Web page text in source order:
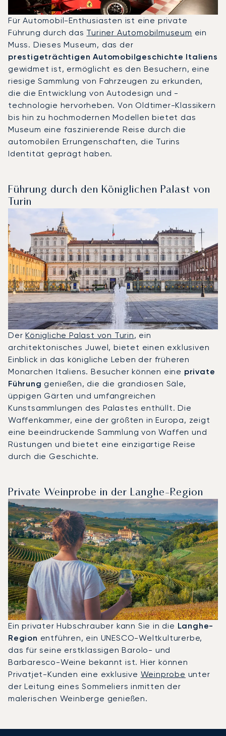
Für Automobil-Enthusiasten ist eine private
Führung durch das Turiner Automobilmuseum ein
Muss. Dieses Museum, das der
prestigeträchtigen Automobilgeschichte Italiens
gewidmet ist, ermöglicht es den Besuchern, eine
riesige Sammlung von Fahrzeugen zu erkunden,
die die Entwicklung von Autodesign und -
technologie hervorheben. Von Oldtimer-Klassikern
bis hin zu hochmodernen Modellen bietet das
Museum eine faszinierende Reise durch die
automobilen Errungenschaften, die Turins
Identität geprägt haben.
Führung durch den Königlichen Palast von
Turin
DerKönigliche Palast von Turin, ein
architektonisches Juwel, bietet einen exklusiven
Einblick in das königliche Leben der früheren
Monarchen Italiens. Besucher können eine private
Führung genießen, die die grandiosen Säle,
üppigen Gärten und umfangreichen
Kunstsammlungen des Palastes enthüllt. Die
Waffenkammer, eine der größten in Europa, zeigt
eine beeindruckende Sammlung von Waffen und
Rüstungen und bietet eine einzigartige Reise
durch die Geschichte.
Private Weinprobe in der Langhe-Region
Ein privater Hubschrauber kann Sie in die Langhe-
Region entführen, ein UNESCO-Weltkulturerbe,
das für seine erstklassigen Barolo- und
Barbaresco-Weine bekannt ist. Hier können
Privatjet-Kunden eine exklusive Weinprobe unter
der Leitung eines Sommeliers inmitten der
malerischen Weinberge genießen.